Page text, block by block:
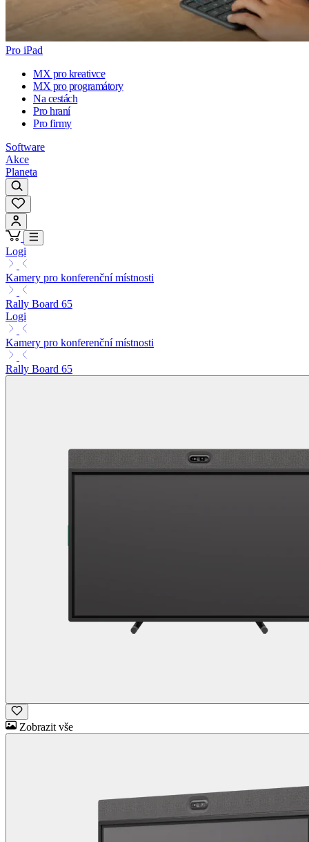
Pro iPad
MX pro kreativce
MX pro programátory
Na cestách
Pro hraní
Pro firmy
Software
Akce
Planeta
Logi
Kamery pro konferenční místnosti
Rally Board 65
Logi
Kamery pro konferenční místnosti
Rally Board 65
Zobrazit vše